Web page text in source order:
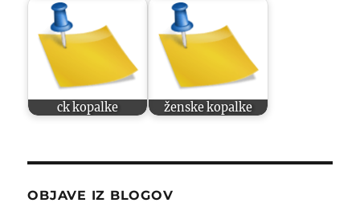
ck kopalke ženske kopalke
OBJAVE IZ BLOGOV